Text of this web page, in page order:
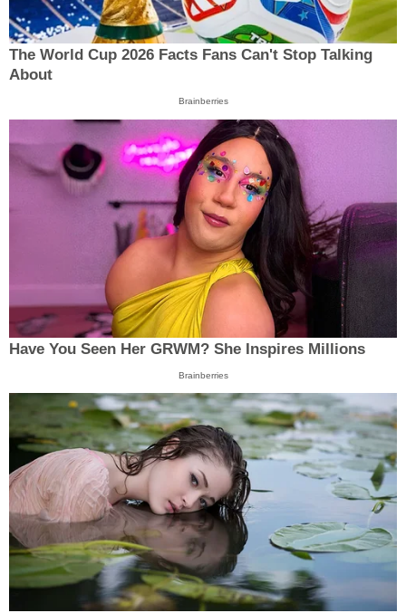
The World Cup 2026 Facts Fans Can't Stop Talking
About
Brainberries
Have You Seen Her GRWM? She Inspires Millions
Brainberries